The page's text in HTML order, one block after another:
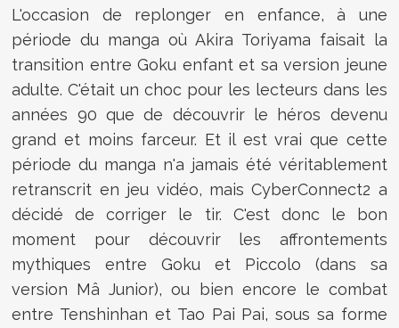
L'occasion de replonger en enfance, à une
période du manga où Akira Toriyama faisait la
transition entre Goku enfant et sa version jeune
adulte. C'était un choc pour les lecteurs dans les
années 90 que de découvrir le héros devenu
grand et moins farceur. Et il est vrai que cette
période du manga n'a jamais été véritablement
retranscrit en jeu vidéo, mais CyberConnect2 a
décidé de corriger le tir. C'est donc le bon
moment pour découvrir les affrontements
mythiques entre Goku et Piccolo (dans sa
version Mâ Junior), ou bien encore le combat
entre Tenshinhan et Tao Pai Pai, sous sa forme